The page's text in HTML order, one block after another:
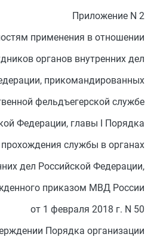
Приложение N 2
применения в отношении
органов внутренних дел
прикомандированных
фельдъегерской службе
Федерации, главы I Порядка
службы в органах
дел Российской Федерации,
приказом МВД России
от 1 февраля 2018 г. N 50
Порядка организации